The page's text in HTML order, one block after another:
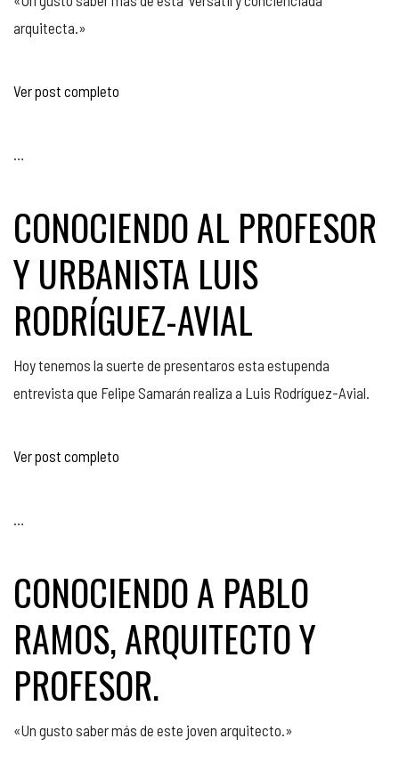
arquitecta.»
Ver post completo
CONOCIENDO AL PROFESOR
Y URBANISTA LUIS
RODRÍGUEZ-AVIAL
Hoy tenemos la suerte de presentaros esta estupenda
entrevista que Felipe Samarán realiza a Luis Rodríguez-Avial.
Ver post completo
CONOCIENDO A PABLO
RAMOS, ARQUITECTO Y
PROFESOR.
«Un gusto saber más de este joven arquitecto.»